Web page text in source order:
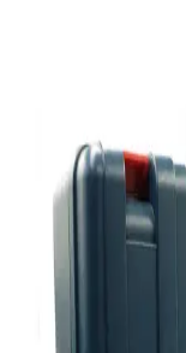
sayesinde nadiren
TP-Link'in Wi-Fi
Kadar Beklenen
TP-Link, Wi-Fi 8
Bu teknoloji, düşük
hedefliyor ancak
maliyet önemli